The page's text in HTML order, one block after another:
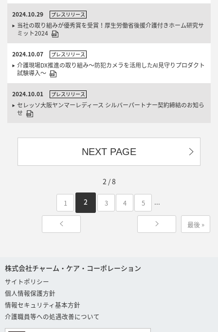
2024.10.29 プレスリリース
当社の取り組みが優秀賞を受賞！厚生労働省後援介護付きホーム研究サ
ミット2024
2024.10.07 プレスリリース
介護現場DX推進の取り組み～防犯カメラを活用したAI見守りプロダクト
試験導入～
2024.10.01 プレスリリース
セレッソ大阪ヤンマーレディース シルバーパートナー契約締結のお知ら
せ
NEXT PAGE
2 / 8
1 2 3 4 5 ...
最後 »
株式会社チャーム・ケア・コーポレーション
サイトポリシー
個人情報保護方針
情報セキュリティ基本方針
介護職員等への処遇改善について